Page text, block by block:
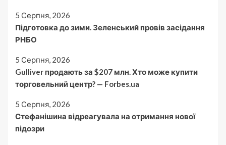
5 Серпня, 2026
Підготовка до зими. Зеленський провів засідання
РНБО
5 Серпня, 2026
Gulliver продають за $207 млн. Хто може купити
торговельний центр? — Forbes.ua
5 Серпня, 2026
Стефанішина відреагувала на отримання нової
підозри